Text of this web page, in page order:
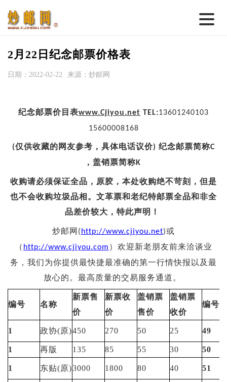
首 页
名家综述
热点话题
邮币卡苑
集藏资讯
投资论坛
2月22日纪念邮票价格表
日期：2022-02-22 来源：炒邮网
纪念邮票价目表www.Cjiyou.net TEL:13601240103
15600008168
(仅供收藏的网友参考，具体电话议价) 纪念邮票简称C
，盖销票简称K
收购请必须保证全品，原胶，本处收购绝不苛刻，但是
也不会收购垃圾品相。文革票和老纪特邮票全品和非全
品差价较大，特此声明！
炒邮网 ( http://www.cjiyou.net)或
（ http://www.cjiyou.com ）欢迎新老朋友前来洽谈业
务，我们为你提供最快捷最准确的第一行情快报以及最
放心的。最高质量的交易服务通道。
编号 名称
新票售
价
新票收
价
盖销票
售价
盖销票
收价
编号
1 政协(原)450 270 50 25 49
1 再版 135 85 55 30 50
1 东贴(原)3000 1800 80 40 51